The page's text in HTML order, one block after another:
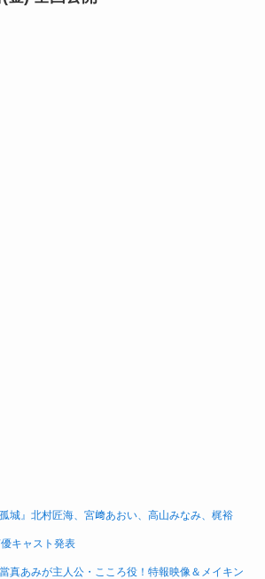
城』北村匠海、宮﨑あおい、高山みなみ、梶裕
キャスト発表
真あみが主人公・こころ役！特報映像＆メイキン